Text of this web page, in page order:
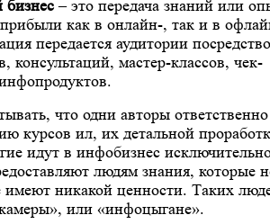
– это передача знаний или
как в онлайн-, так и в
передается аудитории
консультаций, мастер-классов, чек-
что одни авторы ответственно
курсов ил, их детальной
идут в инфобизнес
людям знания, которые
имеют никакой ценности. Таких
или «инфоцыгане».